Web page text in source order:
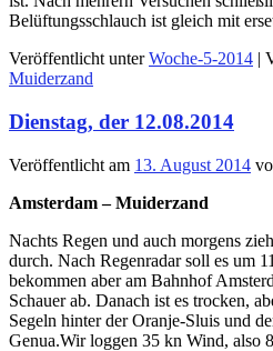
Belüftungsschlauch ist gleich mit
Veröffentlicht unter Woche-5-2014 |
Muiderzand
Dienstag, der 12.08.2014
Veröffentlicht am 13. August 2014
Amsterdam – Muiderzand
Nachts Regen und auch morgens
durch. Nach Regenradar soll es um
bekommen aber am Bahnhof
Schauer ab. Danach ist es trocken,
Segeln hinter der Oranje-Sluis und
Genua.Wir loggen 35 kn Wind, also